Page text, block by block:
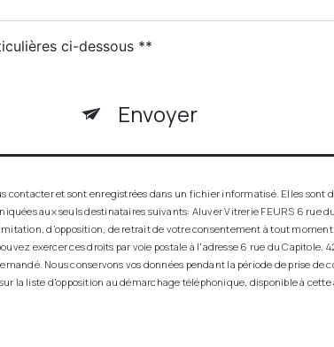
ci-dessous **
Envoyer
contacter et sont enregistrées dans un fichier informatisé. Elles sont
aux seuls destinataires suivants: Aluver Vitrerie FEURS 6 rue
d’opposition, de retrait de votre consentement à tout
exercer ces droits par voie postale à l'adresse 6 rue du Capitole,
Nous conservons vos données pendant la période de prise de
la liste d'opposition au démarchage téléphonique, disponible à